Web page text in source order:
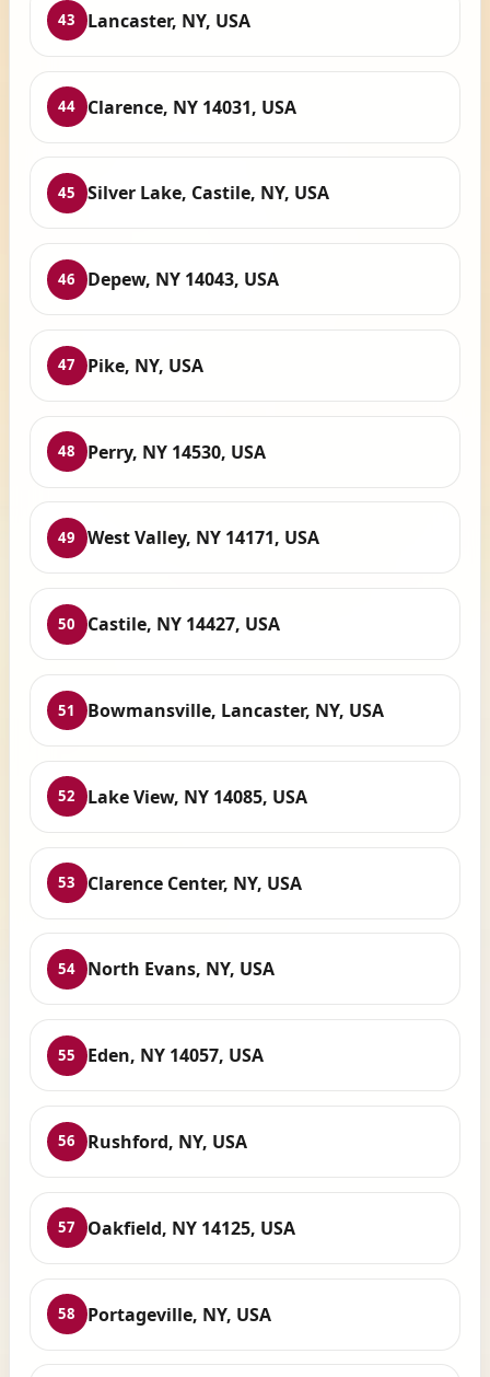
43 Lancaster, NY, USA
44 Clarence, NY 14031, USA
45 Silver Lake, Castile, NY, USA
46 Depew, NY 14043, USA
47 Pike, NY, USA
48 Perry, NY 14530, USA
49 West Valley, NY 14171, USA
50 Castile, NY 14427, USA
51 Bowmansville, Lancaster, NY, USA
52 Lake View, NY 14085, USA
53 Clarence Center, NY, USA
54 North Evans, NY, USA
55 Eden, NY 14057, USA
56 Rushford, NY, USA
57 Oakfield, NY 14125, USA
58 Portageville, NY, USA